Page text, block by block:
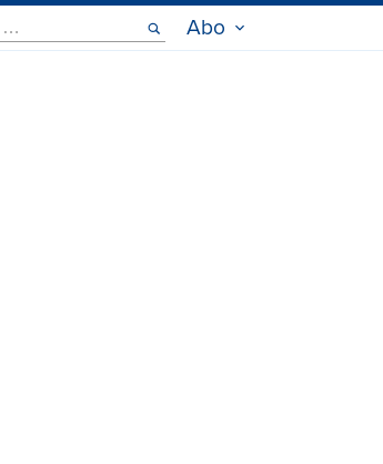
Abo